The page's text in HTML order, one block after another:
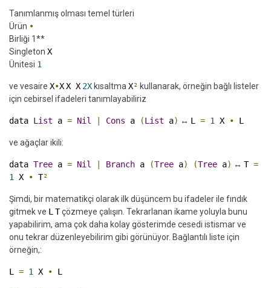
Tanımlanmış olması temel türleri
Ürün •
Birliği 1**
Singleton X
Ünitesi 1
ve vesaire X•XX X 2X kısaltma X² kullanarak, örneğin bağlı listeler
için cebirsel ifadeleri tanımlayabiliriz
data List a = Nil Cons a (List a) ↔ L = 1 X • L
ve ağaçlar ikili:
data Tree a = Nil Branch a (Tree a) (Tree a) ↔ T =
1
X • T²
Şimdi, bir matematikçi olarak ilk düşüncem bu ifadeler ile fındık
gitmek ve L Tçözmeye çalışın. Tekrarlanan ikame yoluyla bunu
yapabilirim, ama çok daha kolay gösterimde cesedi istismar ve
onu tekrar düzenleyebilirim gibi görünüyor. Bağlantılı liste için
örneğin,:
L = 1 X • L